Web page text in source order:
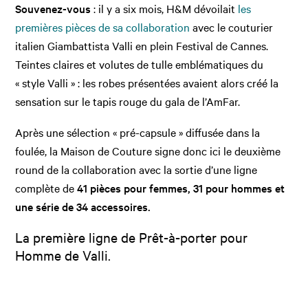
Souvenez-vous : il y a six mois, H&M dévoilait les
premières pièces de sa collaboration avec le couturier
italien Giambattista Valli en plein Festival de Cannes.
Teintes claires et volutes de tulle emblématiques du
« style Valli » : les robes présentées avaient alors créé la
sensation sur le tapis rouge du gala de l’AmFar.
Après une sélection « pré-capsule » diffusée dans la
foulée, la Maison de Couture signe donc ici le deuxième
round de la collaboration avec la sortie d’une ligne
complète de41 pièces pour femmes, 31 pour hommes et
une série de 34 accessoires.
La première ligne de Prêt-à-porter pour
Homme de Valli.